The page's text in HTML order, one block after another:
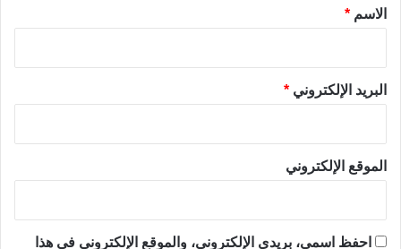
*الاسم *
البريد الإلكتروني *
الموقع الإلكتروني
احفظ اسمي، بريدي الإلكتروني، والموقع الإلكتروني في هذا